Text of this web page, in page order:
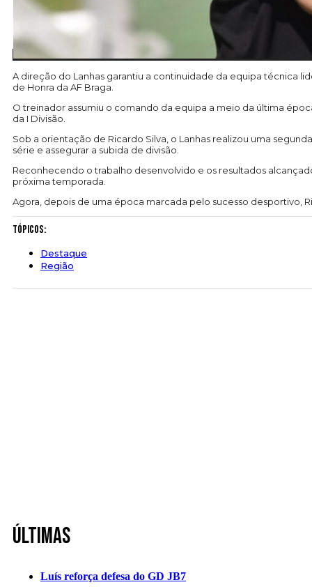
A direção do Lanhas garantiu a continuidade da equipa técnica
de Honra da AF Braga.
O treinador assumiu o comando da equipa a meio da última
da I Divisão.
Sob a orientação de Ricardo Silva, o Lanhas realizou uma
série e assegurar a subida de divisão.
Reconhecendo o trabalho desenvolvido e os resultados
próxima temporada.
Agora, depois de uma época marcada pelo sucesso desportivo,
Tópicos:
Destaque
Região
Últimas
Luís reforça defesa do GD JB7